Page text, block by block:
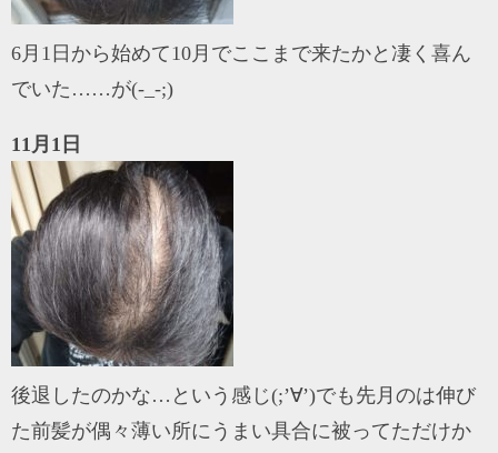
6月1日から始めて10月でここまで来たかと凄く喜ん
でいた……が(-_-;)
11月1日
後退したのかな…という感じ(;’∀’)でも先月のは伸び
た前髪が偶々薄い所にうまい具合に被ってただけか